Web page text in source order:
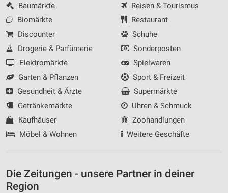
Baumärkte
Biomärkte
Discounter
Drogerie & Parfümerie
Elektromärkte
Garten & Pflanzen
Gesundheit & Ärzte
Getränkemärkte
Kaufhäuser
Möbel & Wohnen
Reisen & Tourismus
Restaurant
Schuhe
Sonderposten
Spielwaren
Sport & Freizeit
Supermärkte
Uhren & Schmuck
Zoohandlungen
Weitere Geschäfte
Die Zeitungen - unsere Partner in deiner
Region